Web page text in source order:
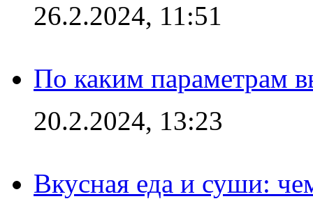
26.2.2024, 11:51
По каким параметрам
20.2.2024, 13:23
Вкусная еда и суши: